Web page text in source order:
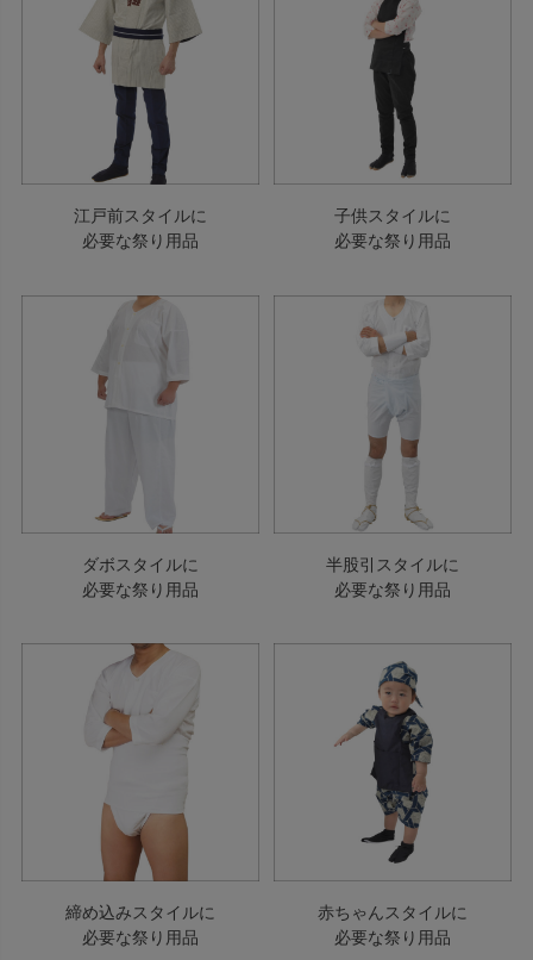
江戸前スタイルに
必要な祭り用品
子供スタイルに
必要な祭り用品
ダボスタイルに
必要な祭り用品
半股引スタイルに
必要な祭り用品
締め込みスタイルに
必要な祭り用品
赤ちゃんスタイルに
必要な祭り用品